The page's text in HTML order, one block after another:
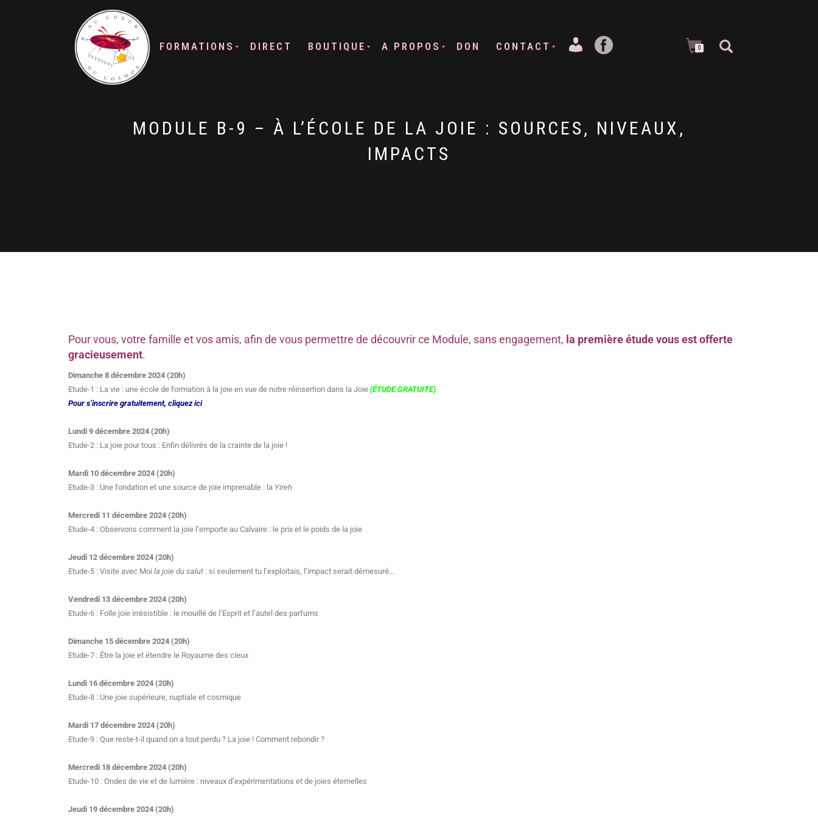
FORMATIONS DIRECT BOUTIQUE A PROPOS DON CONTACT 0
MODULE B-9 – À L’ÉCOLE DE LA JOIE : SOURCES, NIVEAUX,
IMPACTS
Pour vous, votre famille et vos amis, afin de vous permettre de découvrir ce Module, sans engagement, la première étude vous est offerte
gracieusement.
Dimanche 8 décembre 2024 (20h)
Etude-1 : La vie : une école de formation à la joie en vue de notre réinsertion dans la Joie (ÉTUDE GRATUITE)
Pour s’inscrire gratuitement, cliquez ici
Lundi 9 décembre 2024 (20h)
Etude-2 : La joie pour tous : Enfin délivrés de la crainte de la joie !
Mardi 10 décembre 2024 (20h)
Etude-3 : Une fondation et une source de joie imprenable : la Yireh
Mercredi 11 décembre 2024 (20h)
Etude-4 : Observons comment la joie l’emporte au Calvaire : le prix et le poids de la joie
Jeudi 12 décembre 2024 (20h)
Etude-5 : Visite avec Moi la joie du salut : si seulement tu l’exploitais, l’impact serait démesuré…
Vendredi 13 décembre 2024 (20h)
Etude-6 : Folle joie irrésistible : le mouillé de l’Esprit et l’autel des parfums
Dimanche 15 décembre 2024 (20h)
Etude-7 : Être la joie et étendre le Royaume des cieux
Lundi 16 décembre 2024 (20h)
Etude-8 : Une joie supérieure, nuptiale et cosmique
Mardi 17 décembre 2024 (20h)
Etude-9 : Que reste-t-il quand on a tout perdu ? La joie ! Comment rebondir ?
Mercredi 18 décembre 2024 (20h)
Etude-10 : Ondes de vie et de lumière : niveaux d’expérimentations et de joies éternelles
Jeudi 19 décembre 2024 (20h)